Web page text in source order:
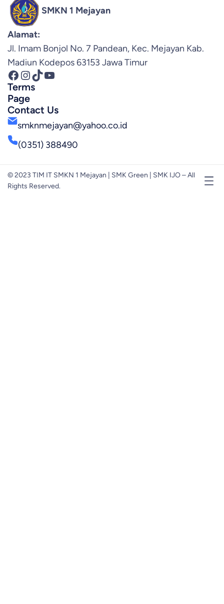
SMKN 1 Mejayan
Alamat:
Jl. Imam Bonjol No. 7 Pandean, Kec. Mejayan Kab.
Madiun Kodepos 63153 Jawa Timur
Facebook InstagramTikTok YouTube
Terms
Page
Contact Us
smknmejayan@yahoo.co.id
(0351) 388490
© 2023 TIM IT SMKN 1 Mejayan | SMK Green | SMK IJO – All
Rights Reserved.